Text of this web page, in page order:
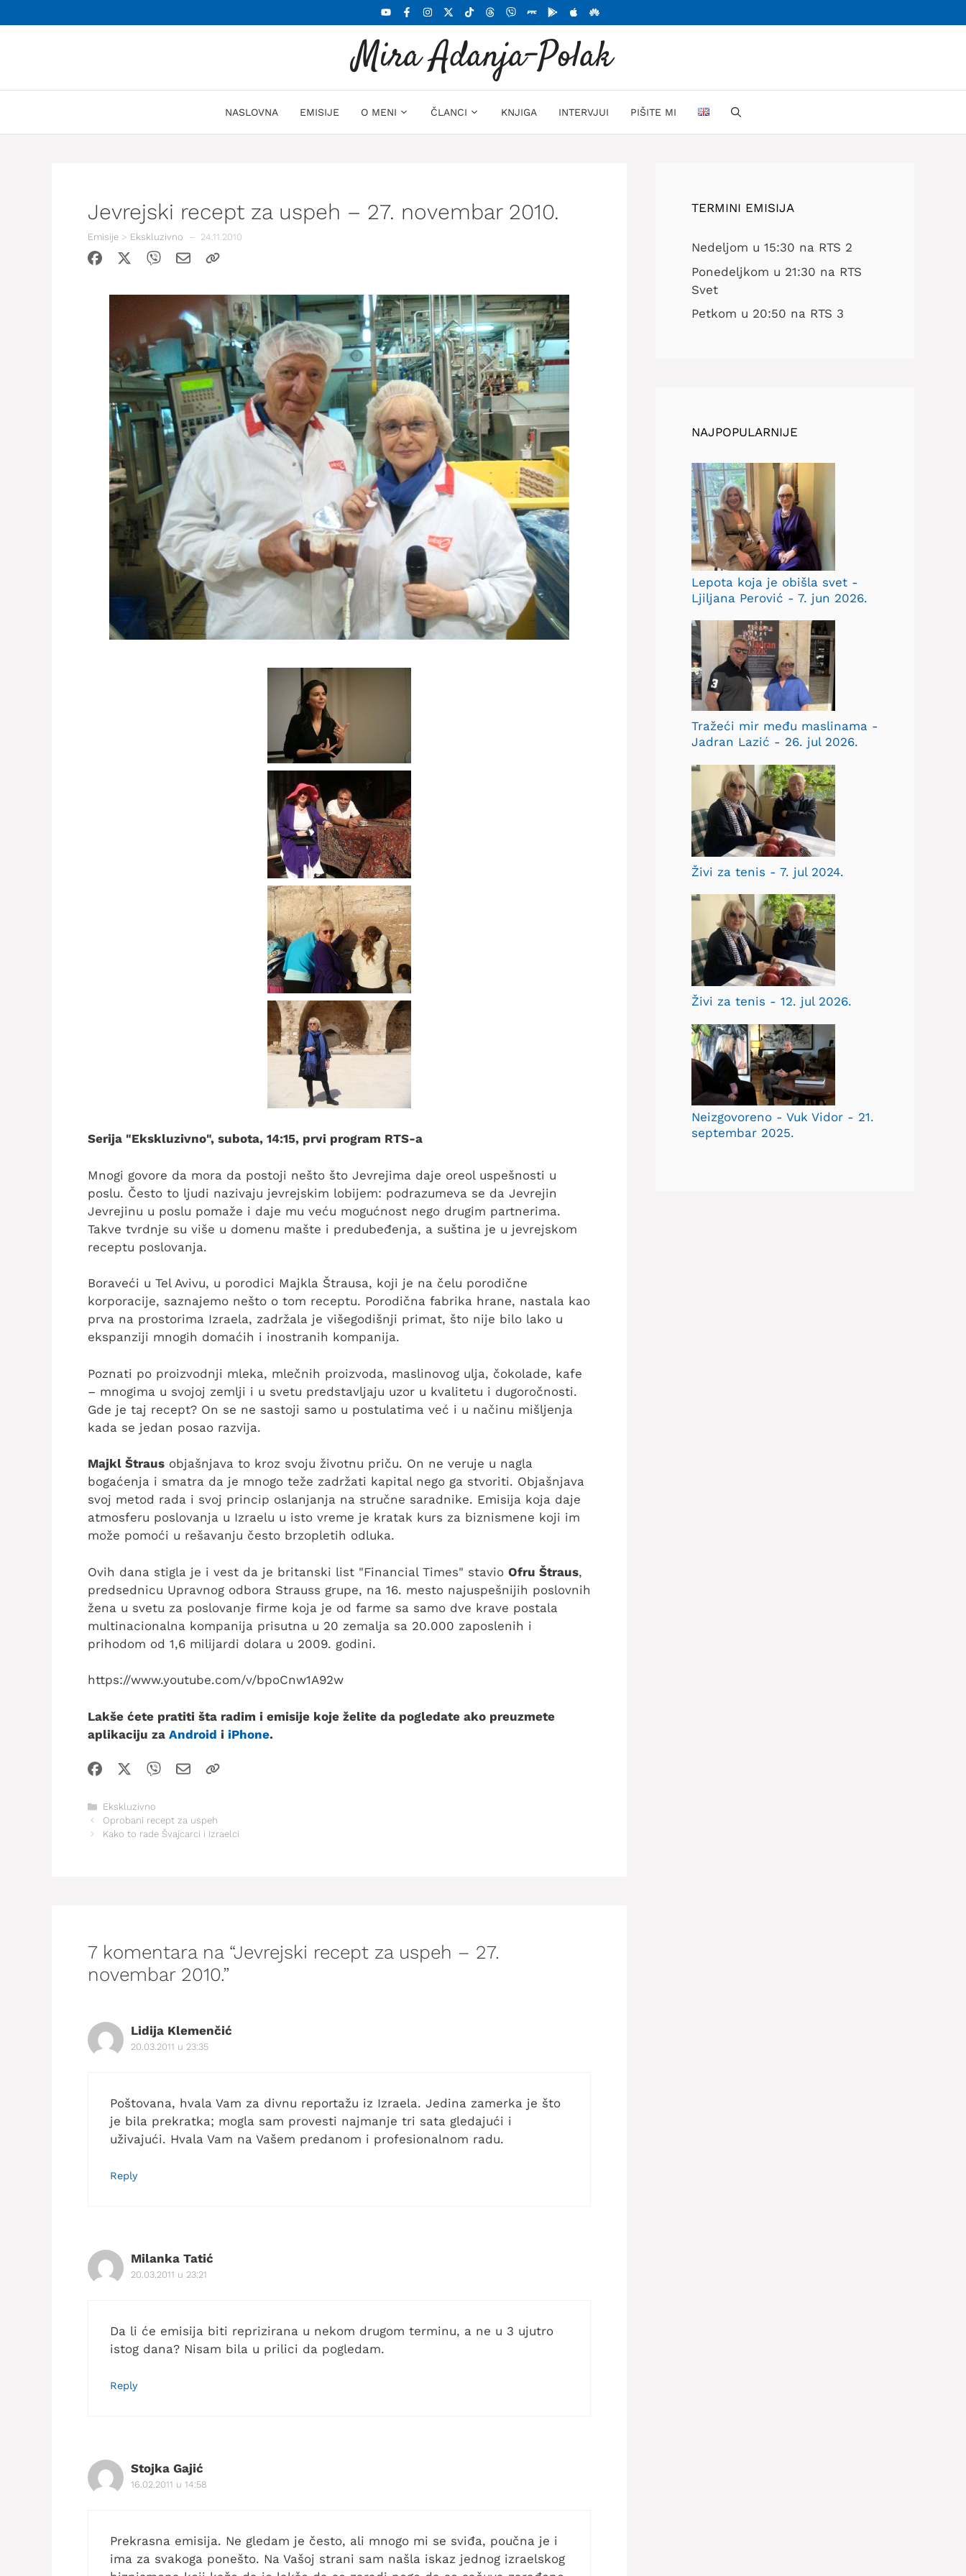
na
Mira Adanja-Polak
NASLOVNA EMISIJE O MENI ČLANCI KNJIGA INTERVJUI PIŠITE MI
Jevrejski recept za uspeh – 27. novembar 2010.
Emisije > Ekskluzivno – 24.11.2010
Serija "Ekskluzivno", subota, 14:15, prvi program RTS-a
Mnogi govore da mora da postoji nešto što Jevrejima daje oreol uspešnosti u
poslu. Često to ljudi nazivaju jevrejskim lobijem: podrazumeva se da Jevrejin
Jevrejinu u poslu pomaže i daje mu veću mogućnost nego drugim partnerima.
Takve tvrdnje su više u domenu mašte i predubeđenja, a suština je u jevrejskom
receptu poslovanja.
Boraveći u Tel Avivu, u porodici Majkla Štrausa, koji je na čelu porodične
korporacije, saznajemo nešto o tom receptu. Porodična fabrika hrane, nastala kao
prva na prostorima Izraela, zadržala je višegodišnji primat, što nije bilo lako u
ekspanziji mnogih domaćih i inostranih kompanija.
Poznati po proizvodnji mleka, mlečnih proizvoda, maslinovog ulja, čokolade, kafe
– mnogima u svojoj zemlji i u svetu predstavljaju uzor u kvalitetu i dugoročnosti.
Gde je taj recept? On se ne sastoji samo u postulatima već i u načinu mišljenja
kada se jedan posao razvija.
Majkl Štraus objašnjava to kroz svoju životnu priču. On ne veruje u nagla
bogaćenja i smatra da je mnogo teže zadržati kapital nego ga stvoriti. Objašnjava
svoj metod rada i svoj princip oslanjanja na stručne saradnike. Emisija koja daje
atmosferu poslovanja u Izraelu u isto vreme je kratak kurs za biznismene koji im
može pomoći u rešavanju često brzopletih odluka.
Ovih dana stigla je i vest da je britanski list "Financial Times" stavio Ofru Štraus,
predsednicu Upravnog odbora Strauss grupe, na 16. mesto najuspešnijih poslovnih
žena u svetu za poslovanje firme koja je od farme sa samo dve krave postala
multinacionalna kompanija prisutna u 20 zemalja sa 20.000 zaposlenih i
prihodom od 1,6 milijardi dolara u 2009. godini.
https://www.youtube.com/v/bpoCnw1A92w
Lakše ćete pratiti šta radim i emisije koje želite da pogledate ako preuzmete
aplikaciju za Android i iPhone.
Kategorije
Ekskluzivno
Oprobani recept za uspeh
Kako to rade Švajcarci i Izraelci
7 komentara na “Jevrejski recept za uspeh – 27.
novembar 2010.”
Lidija Klemenčić
20.03.2011 u 23:35
Poštovana, hvala Vam za divnu reportažu iz Izraela. Jedina zamerka je što
je bila prekratka; mogla sam provesti najmanje tri sata gledajući i
uživajući. Hvala Vam na Vašem predanom i profesionalnom radu.
Reply
Milanka Tatić
20.03.2011 u 23:21
Da li će emisija biti reprizirana u nekom drugom terminu, a ne u 3 ujutro
istog dana? Nisam bila u prilici da pogledam.
Reply
Stojka Gajić
16.02.2011 u 14:58
Prekrasna emisija. Ne gledam je često, ali mnogo mi se sviđa, poučna je i
ima za svakoga ponešto. Na Vašoj strani sam našla iskaz jednog izraelskog
TERMINI EMISIJA
Nedeljom u 15:30 na RTS 2
Ponedeljkom u 21:30 na RTS
Svet
Petkom u 20:50 na RTS 3
NAJPOPULARNIJE
Lepota koja je obišla svet -
Ljiljana Perović - 7. jun 2026.
Tražeći mir među maslinama -
Jadran Lazić - 26. jul 2026.
Živi za tenis - 7. jul 2024.
Živi za tenis - 12. jul 2026.
Neizgovoreno - Vuk Vidor - 21.
septembar 2025.